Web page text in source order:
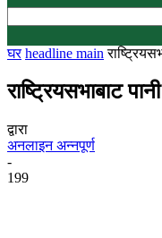
घर headline main
राष्ट्रियसभाबाट
द्वारा
अनलाइन अन्नपूर्ण
-
199